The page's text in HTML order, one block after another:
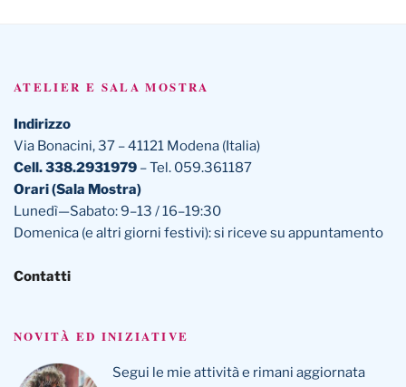
ATELIER E SALA MOSTRA
Indirizzo
Via Bonacini, 37 – 41121 Modena (Italia)
Cell. 338.2931979 – Tel. 059.361187
Orari (Sala Mostra)
Lunedì—Sabato: 9–13 / 16–19:30
Domenica (e altri giorni festivi): si riceve su appuntamento
Contatti
NOVITÀ ED INIZIATIVE
Segui le mie attività e rimani aggiornata